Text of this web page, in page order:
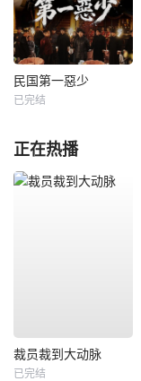
民国第一惡少
已完结
正在热播
裁员裁到大动脉
已完结